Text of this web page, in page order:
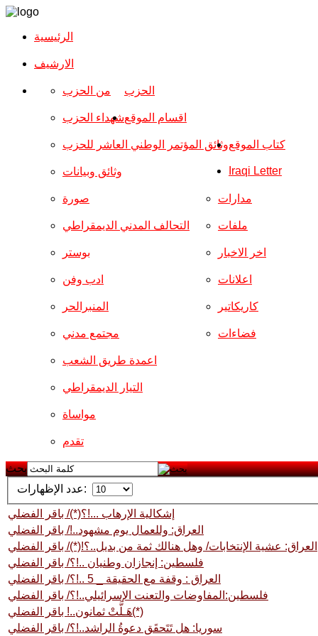
الرئيسية
الارشیف
الحزب من الحزب
شهداء الحزب
وثائق المؤتمر الوطني العاشر للحزب
وثائق وبيانات
اقسام الموقع
صورة
التحالف المدني الديمقراطي
بوستر
ادب وفن
المنبرالحر
مجتمع مدني
مدارات
ملفات
اخر الاخبار
اعلانات
كاريكاتير
فضاءات
اعمدة طريق الشعب
التيار الديمقراطي
مواساة
تقدم
كتاب الموقع
Iraqi Letter
بحث
عدد الإظهارات:
إشكالية الإرهاب ...!؟(*)/ باقر الفضلي
العراق: وللعمال يوم مشهود..!/ باقر الفضلي
العراق: عشية الإنتخابات/ وهل هنالك ثمة من بديل..؟!(*)/ باقر الفضلي
فلسطين: إنجازان وطنيان ..!؟/ باقر الفضلي
العراق : وقفة مع الحقيقة _ 5 ..!؟/ باقر الفضلي
فلسطين:المفاوضات والتعنت الإسرائيلي..!؟/ باقر الفضلي
هَـلَّتْ ثمانون..! باقر الفضلي(*)
سوريا: هل تَتَحقَق دعوةُ الراشد..!؟/ باقر الفضلي